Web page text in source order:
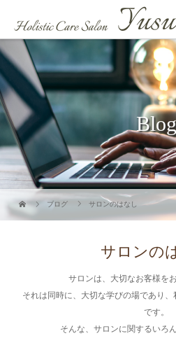
Blog
ブログ サロンのはなし
サロンの
サロンは、大切なお客様を
それは同時に、大切な学びの場であり
です。
そんな、サロンに関するいろ